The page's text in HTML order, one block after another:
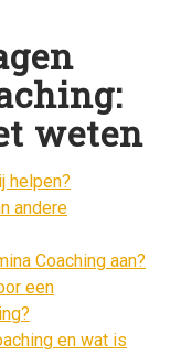
weten
helpen?
andere
Coaching aan?
een
en wat is